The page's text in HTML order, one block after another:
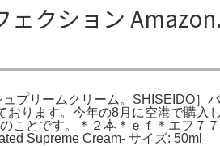
クション
プリームクリーム。SHISEIDO］
ります。今年の8月に空港で購入
ことです。＊２本＊ｅｆ＊エフ７
Supreme Cream- サイズ: 50ml